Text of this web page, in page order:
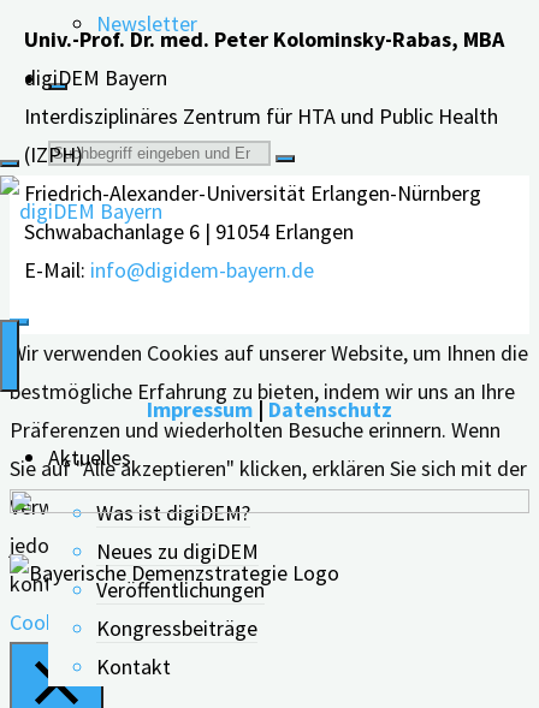
Newsletter
Suche
nach:
Aktuelles
Was ist digiDEM?
Neues zu digiDEM
Veröffentlichungen
Kongressbeiträge
Kontakt
Umgang
mit
Menschen
mit
Demenz"
Univ.-Prof. Dr. med. Peter Kolominsky-Rabas, MBA
digiDEM Bayern
Interdisziplinäres Zentrum für HTA und Public Health
(IZPH)
Friedrich-Alexander-Universität Erlangen-Nürnberg
Schwabachanlage 6 | 91054 Erlangen
E-Mail: info@digidem-bayern.de
Impressum | Datenschutz
Wir verwenden Cookies auf unserer Website, um Ihnen die
bestmögliche Erfahrung zu bieten, indem wir uns an Ihre
Präferenzen und wiederholten Besuche erinnern. Wenn
Sie auf "Alle akzeptieren" klicken, erklären Sie sich mit der
Verwendung ALLER Cookies einverstanden. Sie können
jedoch die "Cookie-Einstellungen" besuchen, um eine
kontrollierte Zustimmung zu erteilen.
Cookie Einstellungen Alle Akzeptieren